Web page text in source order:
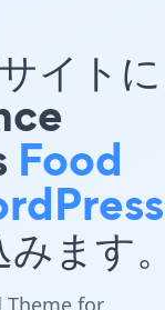
イト
Food
ます
Theme for